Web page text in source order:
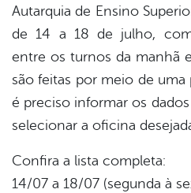
Autarquia de Ensino
de 14 a 18 de julho, com
entre os turnos da manhã
são feitas por meio de
é preciso informar os
selecionar a oficina
Confira a lista completa:
14/07 a 18/07 (segunda à